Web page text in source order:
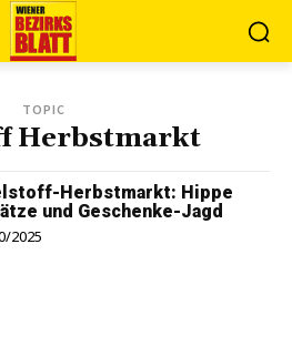
TOPIC
Herbstmarkt
Herbstmarkt: Hippe
und Geschenke-Jagd
2025